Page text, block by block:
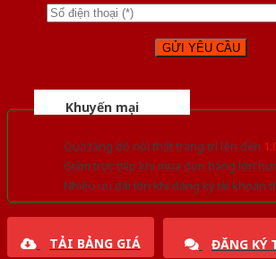
Khuyến mại
Quà tặng đồ nội thất trang trí lên đến
Giảm trực tiếp khi mua đơn hàng lớn
Nhiều ưu đãi lớn khi đăng ký tài khoản
TẢI BẢNG GIÁ ĐĂNG KÝ